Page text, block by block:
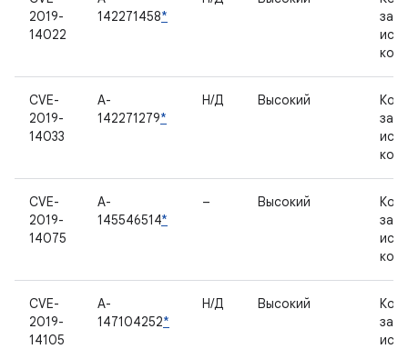
2019-
14022
142271458*
CVE-
2019-
14033
A-
142271279*
Н/Д Высокий
CVE-
2019-
14075
A-
145546514*
– Высокий
CVE-
2019-
14105
A-
147104252*
Н/Д Высокий